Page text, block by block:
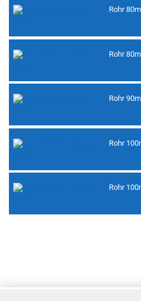
Rohr
Rohr
Rohr
Rohr
Rohr